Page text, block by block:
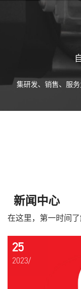
集研发、销售、服
新闻中心
在这里，第一时间
25
2023/